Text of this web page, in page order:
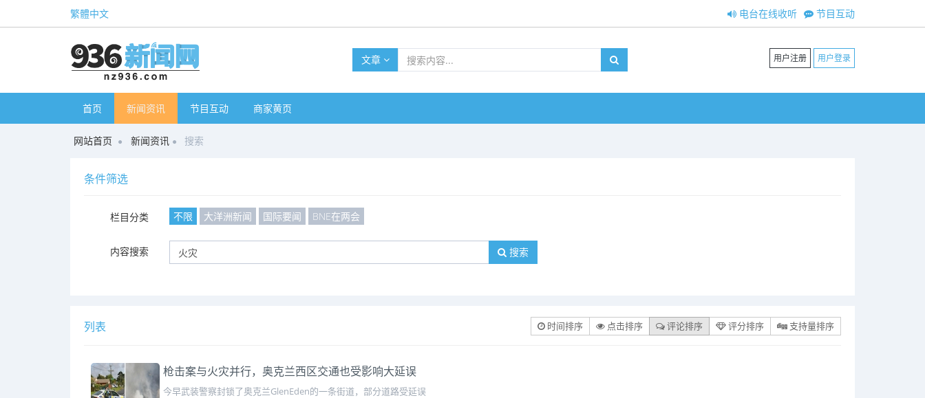
繁體中文 节目互动
电台在线收听
文章 用户注册 用户登录
首页 新闻资讯 节目互动 商家黄页
网站首页 新闻资讯 搜索
条件筛选
栏目分类 不限 大洋洲新闻 国际要闻 BNE在两会
内容搜索 搜索
列表 时间排序 点击排序 评论排序 评分排序 支持量排序
枪击案与火灾并行，奥克兰西区交通也受影响大延误
今早武装警察封锁了奥克兰GlenEden的一条街道，部分道路受延误